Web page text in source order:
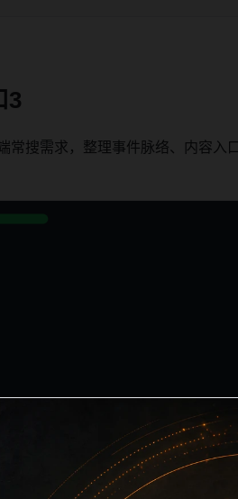
3
搜需求，整理事件脉络、内容入